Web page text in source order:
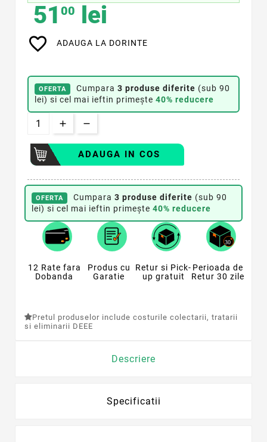
51 00 lei
favorite_border ADAUGA LA DORINTE
OFERTA Cumpara 3 produse diferite (sub 90
lei) si cel mai ieftin primește 40% reducere
ADAUGA IN COS
OFERTA Cumpara 3 produse diferite (sub 90
lei) si cel mai ieftin primește 40% reducere
12 Rate fara
Dobanda
Produs cu
Garatie
Retur si Pick-
up gratuit
Perioada de
Retur 30 zile
Pretul produselor include costurile colectarii, tratarii
si eliminarii DEEE
Descriere
Specificatii